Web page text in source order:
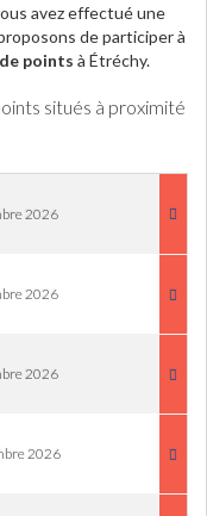
avez effectué une
de participer à
points à Étréchy.
situés à proximité
2026
2026
2026
2026